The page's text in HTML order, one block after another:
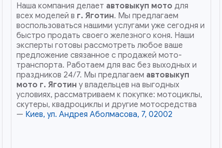
Наша компания делает автовыкуп мото для
всех моделей в г. Яготин. Мы предлагаем
воспользоваться нашими услугами уже сегодня и
быстро продать своего железного коня. Наши
эксперты готовы рассмотреть любое ваше
предложение связанное с продажей мото-
транспорта. Работаем для вас без выходных и
праздников 24/7. Мы предлагаем автовыкуп
мото г. Яготину владельцев на выгодных
условиях, рассматриваем к покупке: мотоциклы,
скутеры, квадроциклы и другие мотосредства
— Киев, ул. Андрея Аболмасова, 7, 02002